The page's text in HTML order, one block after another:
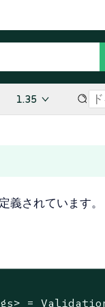
1.35
されています。
=